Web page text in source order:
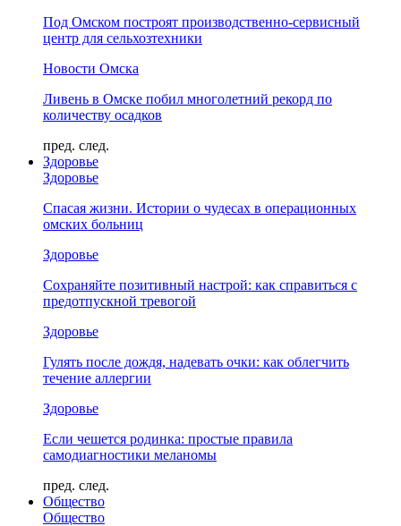
Под Омском построят производственно-сервисный
центр для сельхозтехники
Новости Омска
Ливень в Омске побил многолетний рекорд по
количеству осадков
пред. след.
Здоровье
Здоровье
Спасая жизни. Истории о чудесах в операционных
омских больниц
Здоровье
Сохраняйте позитивный настрой: как справиться с
предотпускной тревогой
Здоровье
Гулять после дождя, надевать очки: как облегчить
течение аллергии
Здоровье
Если чешется родинка: простые правила
самодиагностики меланомы
пред. след.
Общество
Общество